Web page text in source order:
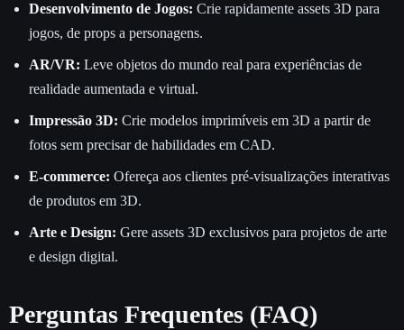
Desenvolvimento de Jogos: Crie rapidamente assets 3D para
jogos, de props a personagens.
AR/VR: Leve objetos do mundo real para experiências de
realidade aumentada e virtual.
Impressão 3D: Crie modelos imprimíveis em 3D a partir de
fotos sem precisar de habilidades em CAD.
E-commerce: Ofereça aos clientes pré-visualizações interativas
de produtos em 3D.
Arte e Design: Gere assets 3D exclusivos para projetos de arte
e design digital.
Perguntas Frequentes (FAQ)